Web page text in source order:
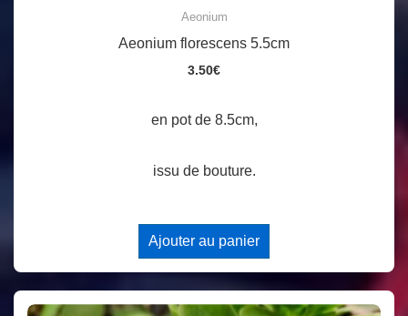
Aeonium
Aeonium florescens 5.5cm
3.50€
en pot de 8.5cm,
issu de bouture.
Ajouter au panier